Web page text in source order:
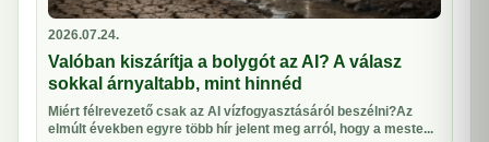
2026.07.24.
Valóban kiszárítja a bolygót az AI? A válasz
sokkal árnyaltabb, mint hinnéd
Miért félrevezető csak az AI vízfogyasztásáról beszélni?Az
elmúlt években egyre több hír jelent meg arról, hogy a meste...